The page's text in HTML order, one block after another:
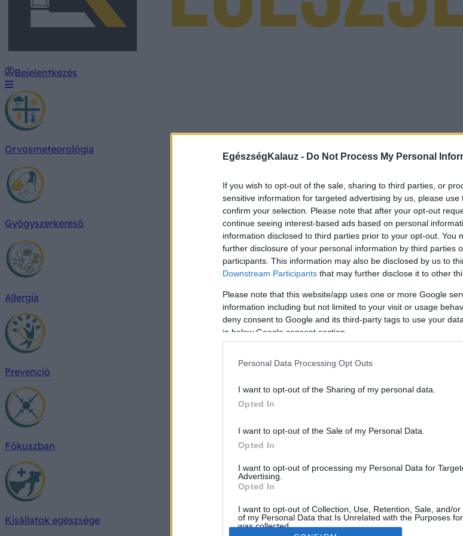
EgészségKalauz - Do Not Process My Personal
If you wish to opt-out of the sale, sharing to third parties, or
sensitive information for targeted advertising by us, please
confirm your selection. Please note that after your opt-out
continue seeing interest-based ads based on personal
information disclosed to third parties prior to your opt-out. You
further disclosure of your personal information by third parties
participants. This information may also be disclosed by us to
Downstream Participants that may further disclose it to other
Please note that this website/app uses one or more Google
information including but not limited to your visit or usage
deny consent to Google and its third-party tags to use your
in below Google consent section.
Personal Data Processing Opt Outs
I want to opt-out of the Sharing of my personal data.
Opted In
I want to opt-out of the Sale of my Personal Data.
Opted In
I want to opt-out of processing my Personal Data for
Advertising.
Opted In
I want to opt-out of Collection, Use, Retention, Sale, and/or
of my Personal Data that Is Unrelated with the Purposes
was collected.
Bejelentkezés
Orvosmeteorológia
Gyógyszerkereső
Allergia
Prevenció
Fókuszban
Kisállatok egészsége